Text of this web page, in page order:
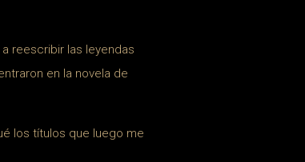
reescribir las leyendas
en la novela de
los títulos que luego me